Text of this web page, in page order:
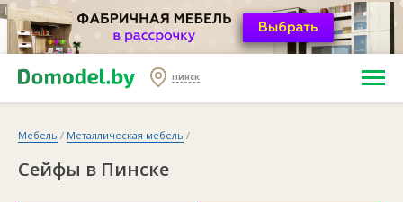
Пинск
Мебель / Металлическая мебель /
Сейфы в Пинске